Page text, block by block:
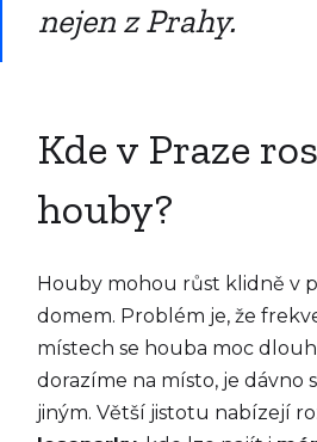
nejen z Prahy.
Kde v Praze
houby?
Houby mohou růst klidně v
domem. Problém je, že
místech se houba moc
dorazíme na místo, je dávno
jiným. Větší jistotu nabízejí